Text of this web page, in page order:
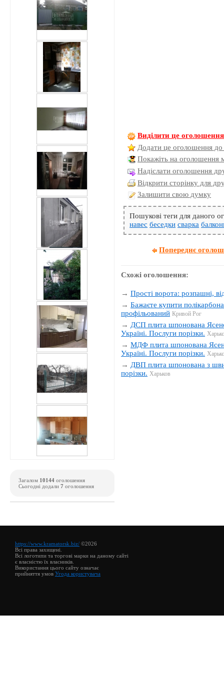
Виділити це оголошення
Додати це оголошення до
Покажіть на оголошення
Надіслати оголошення
Відкрити сторінку для
Залишити свою думку
Пошукові теги для даного
навес беседки сварка
Попереднє
Схожі оголошення:
→Прості ворота: розпашні,
→Бажаєте купити
профільований Кривой Рог
→ ДСП плита шпонована
Україні. Послуги порізки.
→МДФ плита шпонована
Україні. Послуги порізки.
→ ДВП плита шпонована з
порізки. Харьков
Загалом 10144 оголошення
Сьогодні додали 7 оголошення
https://www.kramatorsk.biz/ ©2026
Всі права захищені.
Всі логотипи та торгові марки на даному сайті
є власністю їх власників.
Використання цього сайту означає
прийняття умов Угода користувача